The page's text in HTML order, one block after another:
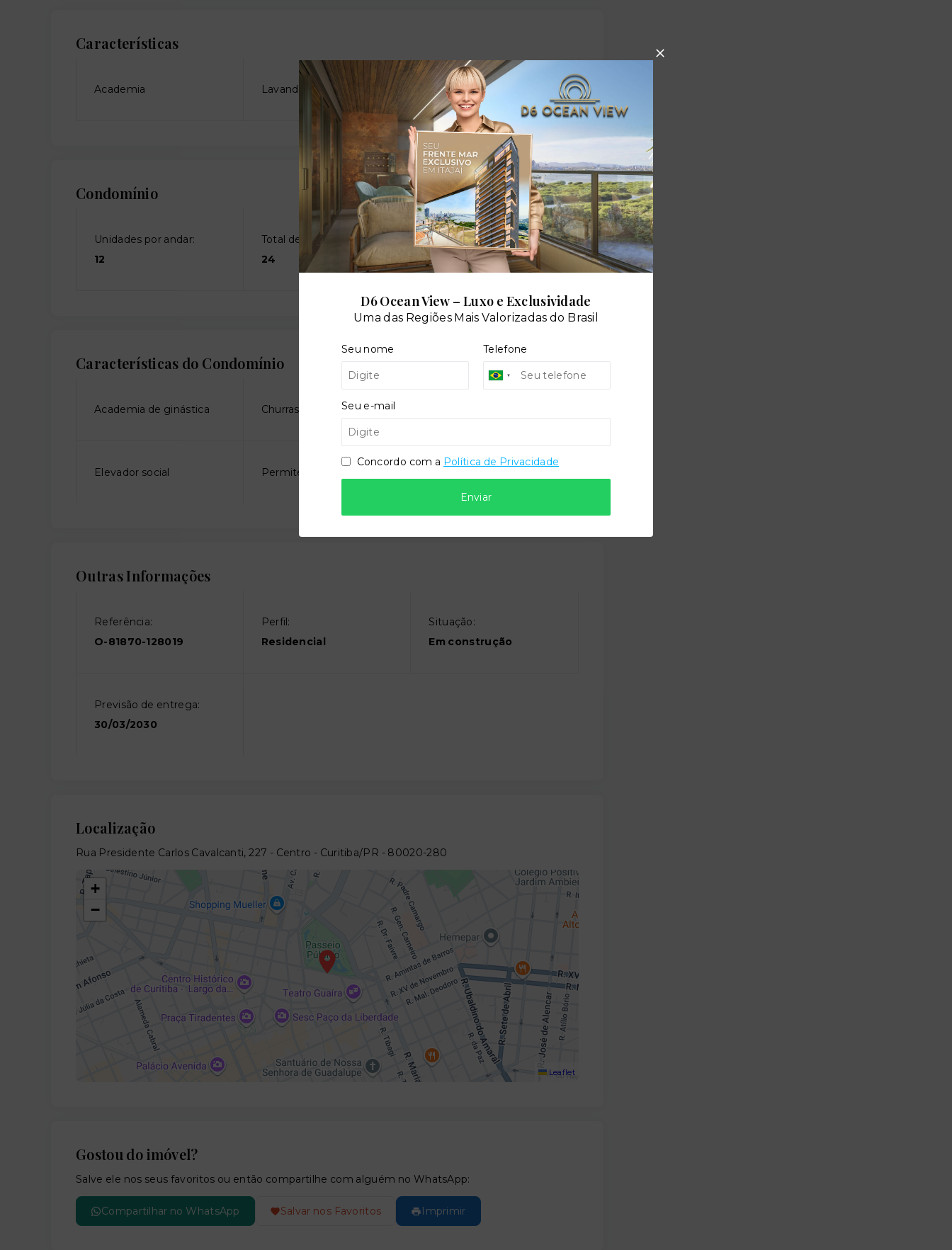
Características
Academia Lavanderia Portaria
Condomínio
Unidades por andar:
12
Total de andares:
24
Características do Condomínio
Academia de ginástica Churrasqueira
Elevador social Permite animais
Outras Informações
Referência:
O-81870-128019
Perfil:
Residencial
Situação:
Em construção
Previsão de entrega:
30/03/2030
Localização
Rua Presidente Carlos Cavalcanti, 227 - Centro - Curitiba/PR - 80020-280
+
−
Leaflet
Gostou do imóvel?
Salve ele nos seus favoritos ou então compartilhe com alguém no WhatsApp:
Compartilhar no WhatsApp Salvar nos Favoritos Imprimir
D6 Ocean View – Luxo e Exclusividade
Uma das Regiões Mais Valorizadas do Brasil
Seu nome Telefone
Seu e-mail
Concordo com a Política de Privacidade
Enviar